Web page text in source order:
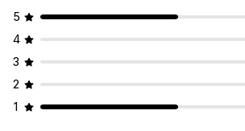
5
4
3
2
1